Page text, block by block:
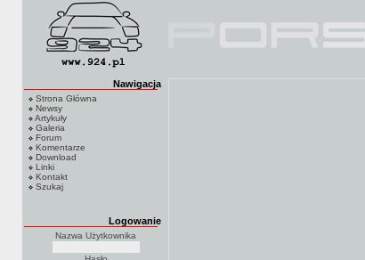
Nawigacja
Strona Główna
Newsy
Artykuły
Galeria
Forum
Komentarze
Download
Linki
Kontakt
Szukaj
Logowanie
Nazwa Użytkownika